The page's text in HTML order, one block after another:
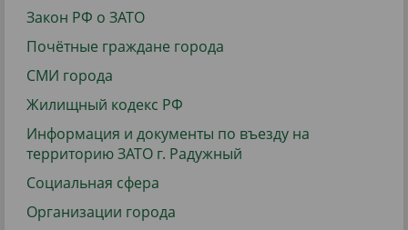
Закон РФ о ЗАТО
Почётные граждане города
СМИ города
Жилищный кодекс РФ
Информация и документы по въезду на
территорию ЗАТО г. Радужный
Социальная сфера
Организации города